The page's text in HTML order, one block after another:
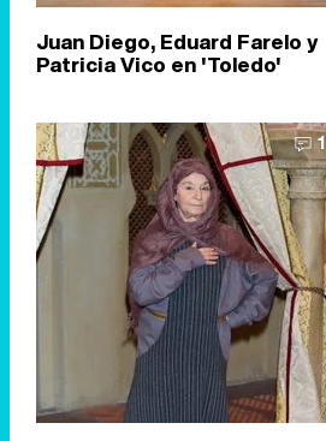
Juan Diego, Eduard Farelo y
Patricia Vico en 'Toledo'
1